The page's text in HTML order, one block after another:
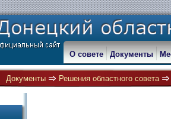
Документы Решения областного совета
О совете Документы